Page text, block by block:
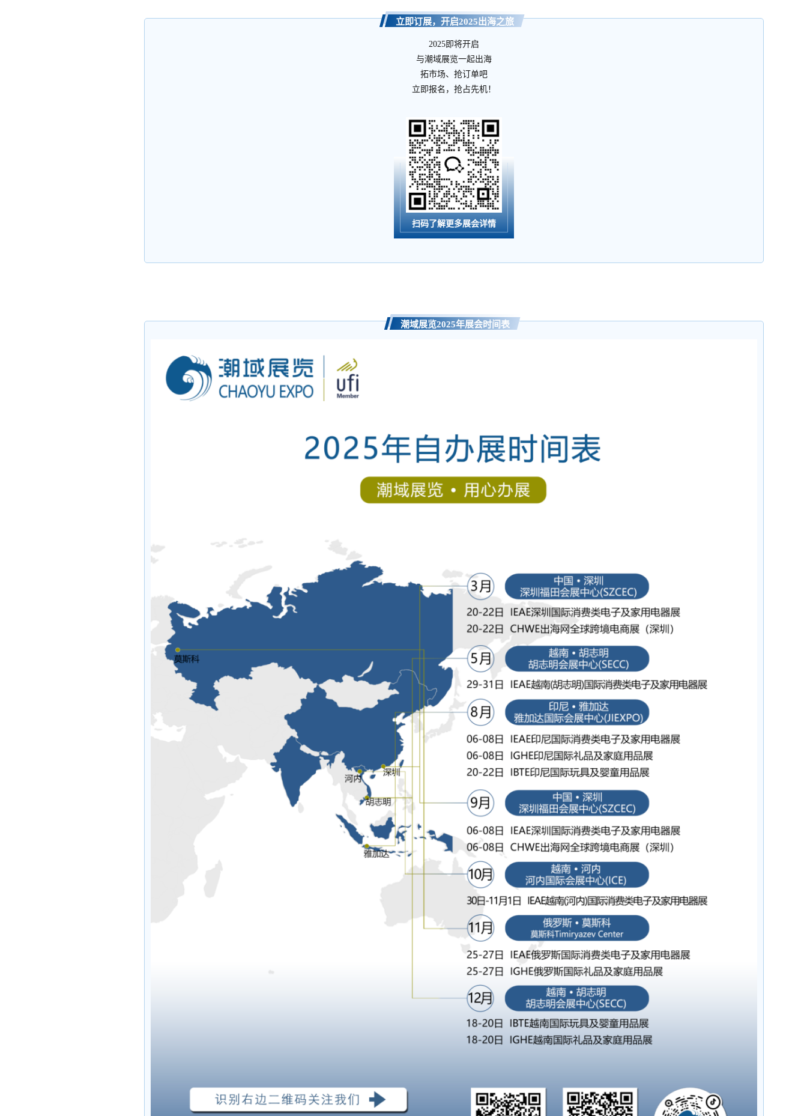
立即订展，开启2025出海之旅
2025即将开启
与潮域展览一起出海
拓市场、抢订单吧
立即报名，抢占先机！
扫码了解更多展会详情
潮域展览2025年展会时间表